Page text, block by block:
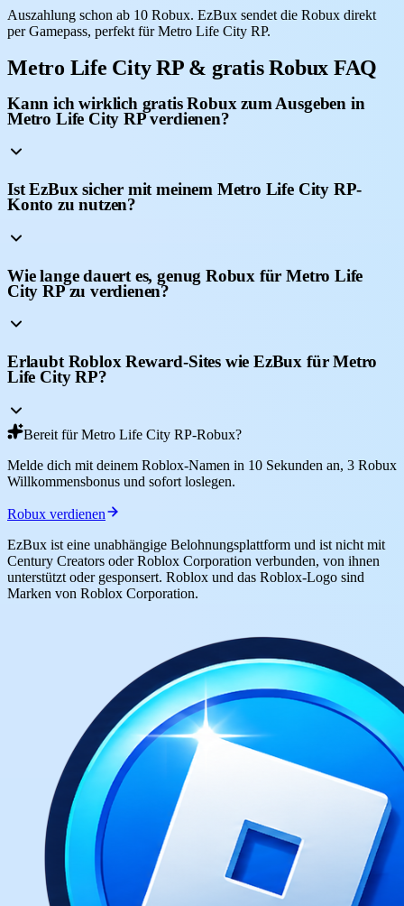
Auszahlung schon ab 10 Robux. EzBux sendet die Robux direkt
per Gamepass, perfekt für Metro Life City RP.
Metro Life City RP & gratis Robux FAQ
Kann ich wirklich gratis Robux zum Ausgeben in
Metro Life City RP verdienen?
Ist EzBux sicher mit meinem Metro Life City RP-
Konto zu nutzen?
Wie lange dauert es, genug Robux für Metro Life
City RP zu verdienen?
Erlaubt Roblox Reward-Sites wie EzBux für Metro
Life City RP?
Bereit für Metro Life City RP-Robux?
Melde dich mit deinem Roblox-Namen in 10 Sekunden an, 3 Robux
Willkommensbonus und sofort loslegen.
Robux verdienen
EzBux ist eine unabhängige Belohnungsplattform und ist nicht mit
Century Creators oder Roblox Corporation verbunden, von ihnen
unterstützt oder gesponsert. Roblox und das Roblox-Logo sind
Marken von Roblox Corporation.